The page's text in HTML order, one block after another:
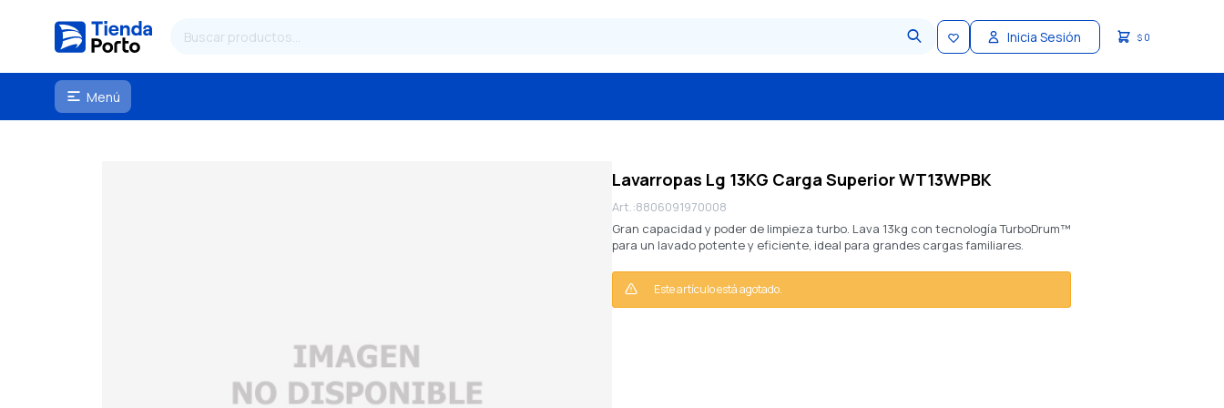
 Menú
$ 0
Lavarropas Lg 13KG Carga Superior WT13WPBK
8806091970008
Gran capacidad y poder de limpieza turbo. Lava 13kg con tecnología TurboDrum™
para un lavado potente y eficiente, ideal para grandes cargas familiares.
Este artículo está agotado.